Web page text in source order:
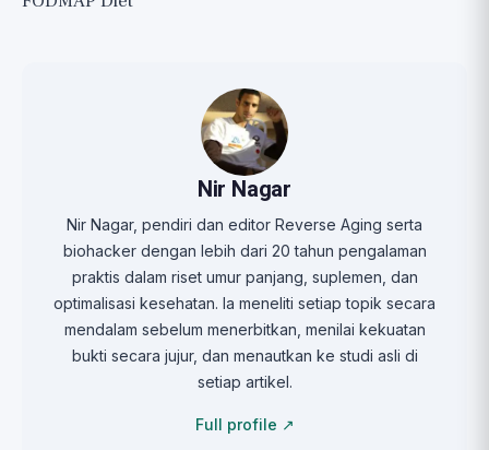
Nir Nagar
Nir Nagar, pendiri dan editor Reverse Aging serta
biohacker dengan lebih dari 20 tahun pengalaman
praktis dalam riset umur panjang, suplemen, dan
optimalisasi kesehatan. Ia meneliti setiap topik secara
mendalam sebelum menerbitkan, menilai kekuatan
bukti secara jujur, dan menautkan ke studi asli di
setiap artikel.
Full profile ↗